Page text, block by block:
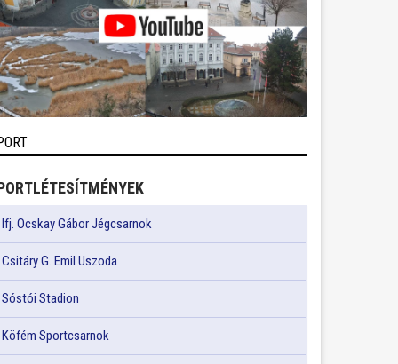
Ifj. Ocskay Gábor Jégcsarnok
Csitáry G. Emil Uszoda
Sóstói Stadion
Köfém Sportcsarnok